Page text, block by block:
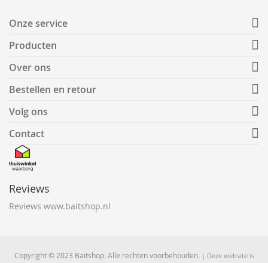
Onze service
Producten
Over ons
Bestellen en retour
Volg ons
Contact
Reviews
Reviews www.baitshop.nl
Copyright © 2023 Baitshop. Alle rechten voorbehouden. | Deze website is